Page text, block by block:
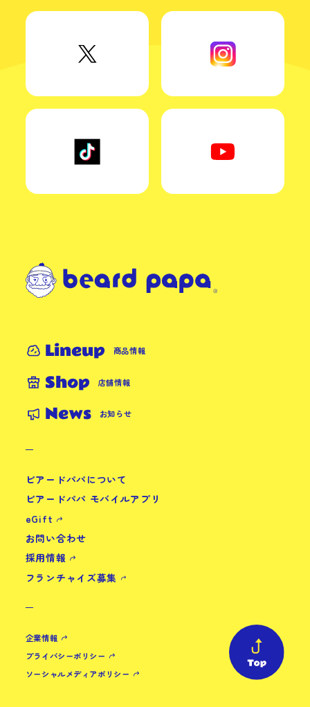
Lineup 商品情報
Shop 店舗情報
News お知らせ
ビアードパパについて
ビアードパパ モバイルアプリ
eGift
お問い合わせ
採用情報
フランチャイズ募集
企業情報
プライバシーポリシー
ソーシャルメディアポリシー